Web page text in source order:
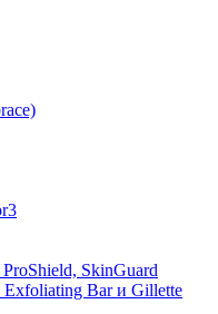
SkinGuard
Bar и Gillette